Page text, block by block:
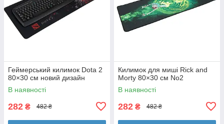
Геймерський килимок Dota 2
80×30 см новий дизайн
В наявності
282 ₴ 482 ₴
Килимок для миші Rick and
Morty 80×30 см No2
В наявності
282 ₴ 482 ₴